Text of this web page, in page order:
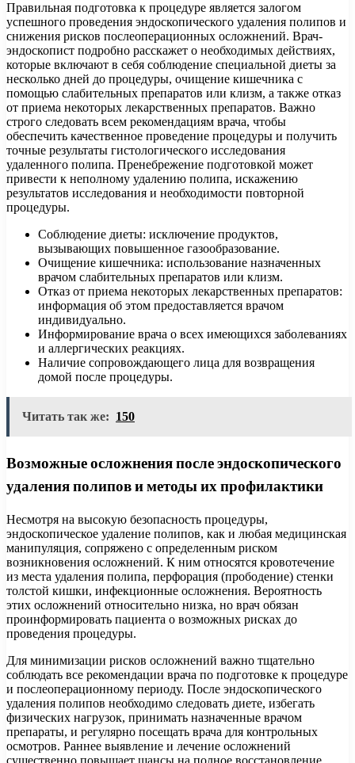
Правильная подготовка к процедуре является залогом
успешного проведения эндоскопического удаления полипов и
снижения рисков послеоперационных осложнений. Врач-
эндоскопист подробно расскажет о необходимых действиях,
которые включают в себя соблюдение специальной диеты за
несколько дней до процедуры, очищение кишечника с
помощью слабительных препаратов или клизм, а также отказ
от приема некоторых лекарственных препаратов. Важно
строго следовать всем рекомендациям врача, чтобы
обеспечить качественное проведение процедуры и получить
точные результаты гистологического исследования
удаленного полипа. Пренебрежение подготовкой может
привести к неполному удалению полипа, искажению
результатов исследования и необходимости повторной
процедуры.
Соблюдение диеты: исключение продуктов,
вызывающих повышенное газообразование.
Очищение кишечника: использование назначенных
врачом слабительных препаратов или клизм.
Отказ от приема некоторых лекарственных препаратов:
информация об этом предоставляется врачом
индивидуально.
Информирование врача о всех имеющихся заболеваниях
и аллергических реакциях.
Наличие сопровождающего лица для возвращения
домой после процедуры.
Читать так же: 150
Возможные осложнения после эндоскопического
удаления полипов и методы их профилактики
Несмотря на высокую безопасность процедуры,
эндоскопическое удаление полипов, как и любая медицинская
манипуляция, сопряжено с определенным риском
возникновения осложнений. К ним относятся кровотечение
из места удаления полипа, перфорация (прободение) стенки
толстой кишки, инфекционные осложнения. Вероятность
этих осложнений относительно низка, но врач обязан
проинформировать пациента о возможных рисках до
проведения процедуры.
Для минимизации рисков осложнений важно тщательно
соблюдать все рекомендации врача по подготовке к процедуре
и послеоперационному периоду. После эндоскопического
удаления полипов необходимо следовать диете, избегать
физических нагрузок, принимать назначенные врачом
препараты, и регулярно посещать врача для контрольных
осмотров. Раннее выявление и лечение осложнений
существенно повышает шансы на полное восстановление.